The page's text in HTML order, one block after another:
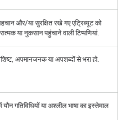
और/या सुरक्षित रखे गए एट्रिब्यूट को
या नुकसान पहुंचाने वाली टिप्पणियां.
अपमानजनक या अपशब्दों से भरा हो.
यौन गतिविधियों या अश्लील भाषा का इस्तेमाल